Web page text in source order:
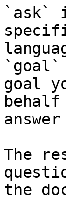
`ask`
`goal`
goal
The
the